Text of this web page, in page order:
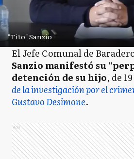
"Tito" Sanzio
El Jefe Comunal de
Sanzio manifestó su
detención de su hijo, de
de la investigación por el
Gustavo Desimone.
Ads